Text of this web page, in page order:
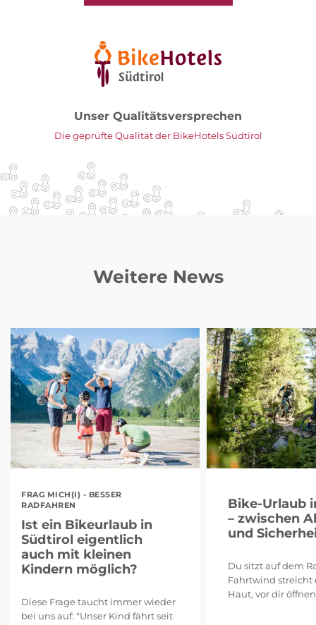
Unser Qualitätsversprechen
Die geprüfte Qualität der BikeHotels Südtirol
Weitere News
FRAG MICH(I) - BESSER
RADFAHREN
Ist ein Bikeurlaub in
Südtirol eigentlich
auch mit kleinen
Kindern möglich?
Diese Frage taucht immer wieder
bei uns auf: "Unser Kind fährt seit
Bike-Urlaub
– zwischen
und
Du sitzt auf dem
Fahrtwind streicht
Haut, vor dir öffnen